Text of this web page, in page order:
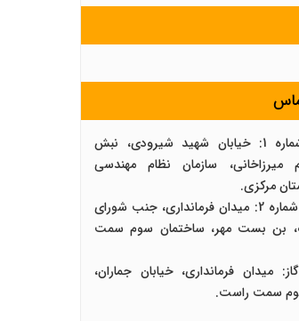
ساختمان شماره 1: خیابان شهید شیرودی، نبش
میرزاخانی، سازمان نظام مهندسی
مرکزی.
- ساختمان شماره 2: میدان فرمانداری، جنب شورای
بن بست مهر، ساختمان سوم سمت
میدان فرمانداری، خیابان جماران،
سمت راست.